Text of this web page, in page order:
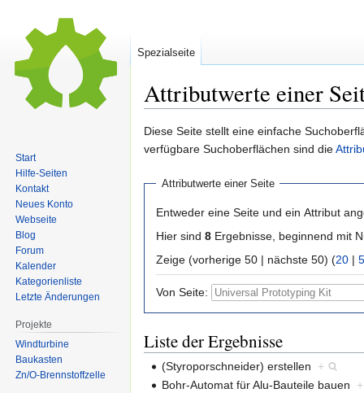
Attributwerte einer
Zur
Navigation
Zur
Suche
Diese Seite stellt eine einfache
verfügbare Suchoberflächen sind die
Attributwerte einer Seite
Entweder eine Seite und ein Attribut
Hier sind 8 Ergebnisse, beginnend mit
Zeige (vorherige 50 | nächste 50) (20 |
Von Seite:
Liste der Ergebnisse
(Styroporschneider) erstellen +
Bohr-Automat für Alu-Bauteile bauen +
Spezialseite
Start
Hilfe-Seiten
Kontakt
Neues Konto
Webseite
Blog
Forum
Kalender
Kategorienliste
Letzte Änderungen
Projekte
Windturbine
Baukasten
Zn/O-Brennstoffzelle